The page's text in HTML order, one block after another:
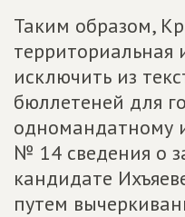
Таким образом,
территориальная
исключить из
бюллетеней для
одномандатному
№ 14 сведения о
кандидате
путем